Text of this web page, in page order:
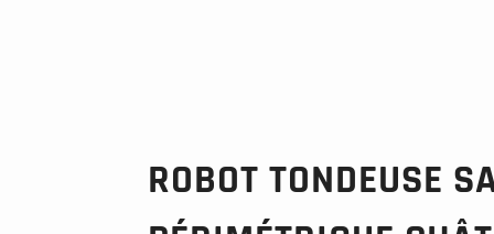
ROBOT TONDEUSE